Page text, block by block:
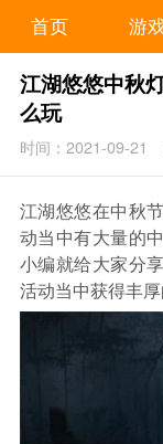
首页 游
江湖悠悠中秋
么玩
时间：2021-09-21
江湖悠悠在中秋
动当中有大量的
小编就给大家分
活动当中获得丰厚